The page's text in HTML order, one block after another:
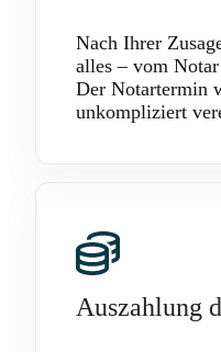
Nach Ihrer
alles – vom
Der Notartermin
unkompliziert
Auszahlung